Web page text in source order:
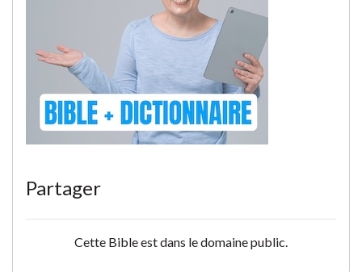
Partager
Cette Bible est dans le domaine public.